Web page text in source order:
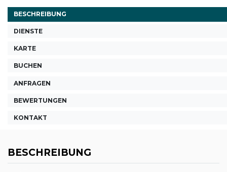
BESCHREIBUNG
DIENSTE
KARTE
BUCHEN
ANFRAGEN
BEWERTUNGEN
KONTAKT
BESCHREIBUNG